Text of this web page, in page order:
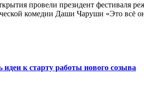
провели президент фестиваля
комедии Даши Чаруши «Это всё
к старту работы нового созыва